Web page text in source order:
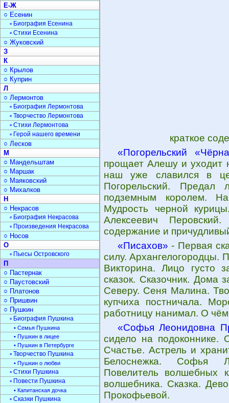
краткое
«Погорельский
прощает Алешу и уходит
наш уже славился в
Погорельский.
подземным королем.
Мудрость черной
Алексеевич
содержание и
«Писахов» - Первая
силу. Архангелогородцы.
Викторина. Лицо густо
сказок. Сказочник. Дома
Северу. Сеня Малина.
купчиха постничала.
работницу нанимал. О
«Софья Леонидовна
сидело на подоконнике.
Счастье. Астрель и
Белоснежка. Софья
Повелитель волшебных
волшебника. Сказка.
Прокофьевой.
Е-Ж
○ Есенин
▫ Биография Есенина
▫ Стихи Есенина
○ Жуковский
З
К
○ Крылов
○ Куприн
Л
○ Лермонтов
▫ Биография Лермонтова
▫ Творчество Лермонтова
▫ Стихи Лермонтова
▫ Герой нашего времени
○ Лесков
М
○ Мандельштам
○ Маршак
○ Маяковский
○ Михалков
Н
○ Некрасов
▫ Биография Некрасова
▫ Произведения Некрасова
○ Носов
О
▫ Пьесы Островского
П
○ Пастернак
○ Паустовский
○ Платонов
○ Пришвин
○ Пушкин
▫ Биография Пушкина
• Семья Пушкина
• Пушкин в лицее
• Пушкин в Петербурге
▫ Творчество Пушкина
• Пушкин о любви
▫ Стихи Пушкина
▫ Повести Пушкина
• Капитанская дочка
▫ Сказки Пушкина